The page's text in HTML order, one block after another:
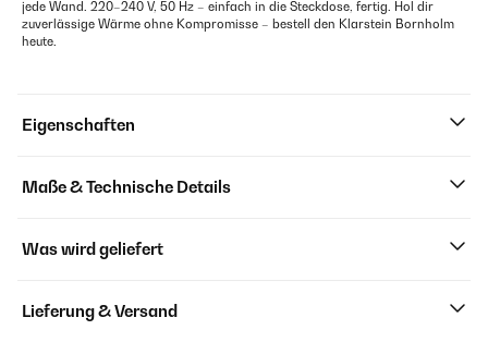
jede Wand. 220–240 V, 50 Hz – einfach in die Steckdose, fertig. Hol dir
zuverlässige Wärme ohne Kompromisse – bestell den Klarstein Bornholm
heute.
Eigenschaften
Maße & Technische Details
Was wird geliefert
Lieferung & Versand